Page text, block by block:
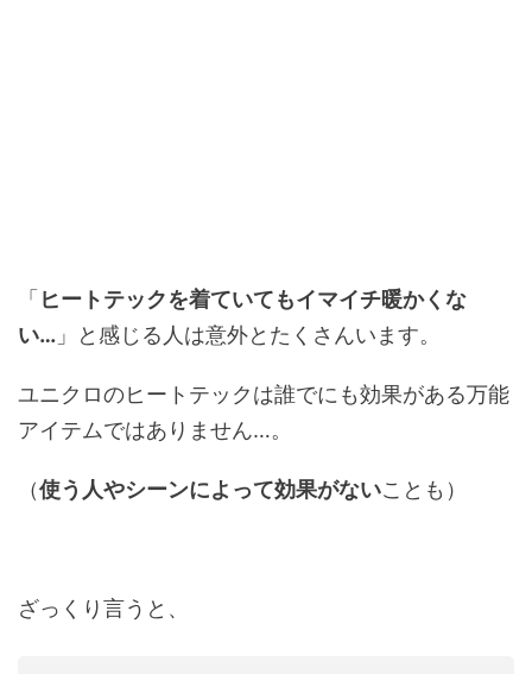
「 ヒートテックを着ていてもイマイチ暖かくな
い… 」と感じる人は意外とたくさんいます。
ユニクロのヒートテックは誰でにも効果がある万能
アイテムではありません…。
（使う人やシーンによって効果がないことも）
ざっくり言うと、